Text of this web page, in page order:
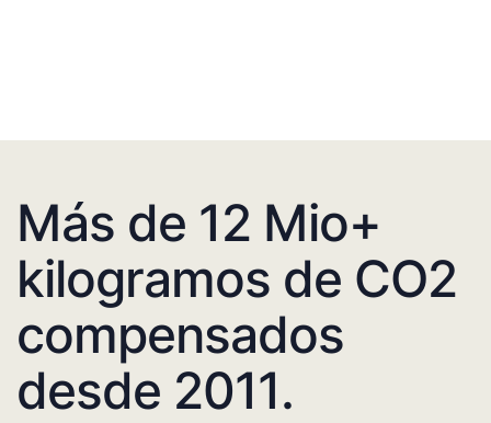
Más de 12 Mio+
kilogramos de CO2
compensados
desde 2011.